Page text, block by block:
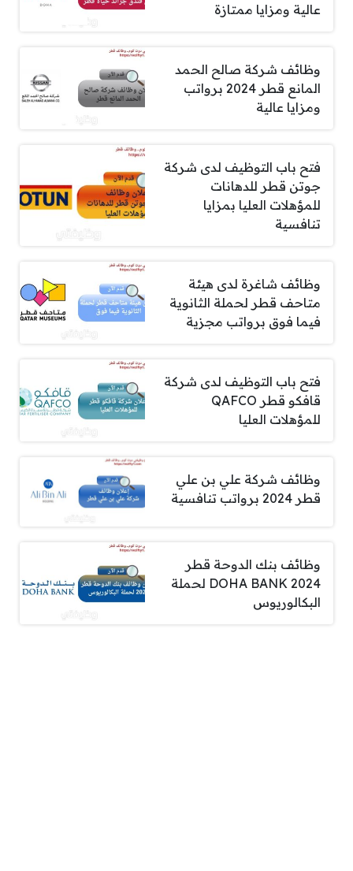
عالية ومزايا ممتازة
وظائف شركة صالح الحمد
المانع قطر 2024 برواتب
ومزايا عالية
فتح باب التوظيف لدى شركة
جوتن قطر للدهانات
للمؤهلات العليا بمزايا
تنافسية
وظائف شاغرة لدى هيئة
متاحف قطر لحملة الثانوية
فيما فوق برواتب مجزية
فتح باب التوظيف لدى شركة
قافكو قطر QAFCO
للمؤهلات العليا
وظائف شركة علي بن علي
قطر 2024 برواتب تنافسية
وظائف بنك الدوحة قطر
DOHA BANK 2024 لحملة
البكالوريوس